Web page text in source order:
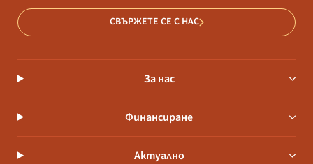
СВЪРЖЕТЕ СЕ С НАС
За нас
Финансиране
Актуално